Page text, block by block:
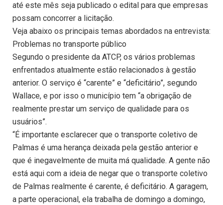
até este mês seja publicado o edital para que empresas
possam concorrer a licitação.
Veja abaixo os principais temas abordados na entrevista:
Problemas no transporte público
Segundo o presidente da ATCP, os vários problemas
enfrentados atualmente estão relacionados à gestão
anterior. O serviço é “carente” e “deficitário”, segundo
Wallace, e por isso o município tem “a obrigação de
realmente prestar um serviço de qualidade para os
usuários”.
“É importante esclarecer que o transporte coletivo de
Palmas é uma herança deixada pela gestão anterior e
que é inegavelmente de muita má qualidade. A gente não
está aqui com a ideia de negar que o transporte coletivo
de Palmas realmente é carente, é deficitário. A garagem,
a parte operacional, ela trabalha de domingo a domingo,